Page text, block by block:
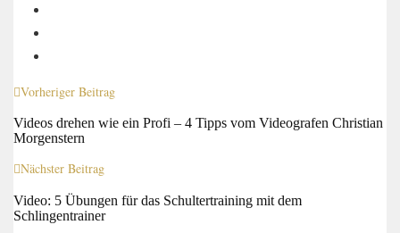
Vorheriger Beitrag
Videos drehen wie ein Profi – 4 Tipps vom Videografen Christian
Morgenstern
Nächster Beitrag
Video: 5 Übungen für das Schultertraining mit dem
Schlingentrainer